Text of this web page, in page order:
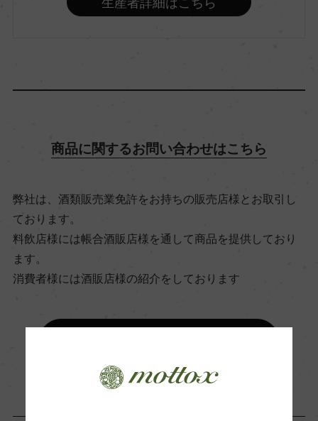
サステナブル農法
有機JAS認証
ー
商品に関するお問い合わせはこちら
弊社は、酒類販売業免許をお持ちの販売店様とお取引し
ております。
料飲店様には帳合酒販店様を通して商品を提供しており
ます。
消費者様には酒販店様の紹介をしております